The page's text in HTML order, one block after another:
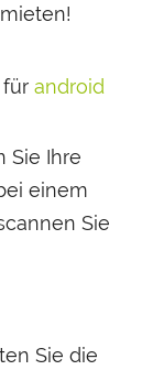
für android
Sie Ihre
einem
Sie
Sie die